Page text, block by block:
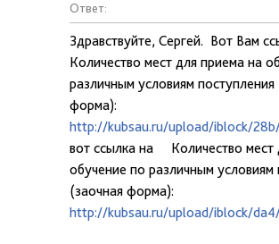
Ответ:
Здравствуйте, Сергей. Вот Вам
Количество мест для приема на
различным условиям поступления
форма):
http://kubsau.ru/upload/iblock/
вот ссылка на Количество мест
обучение по различным условиям
(заочная форма):
http://kubsau.ru/upload/iblock/